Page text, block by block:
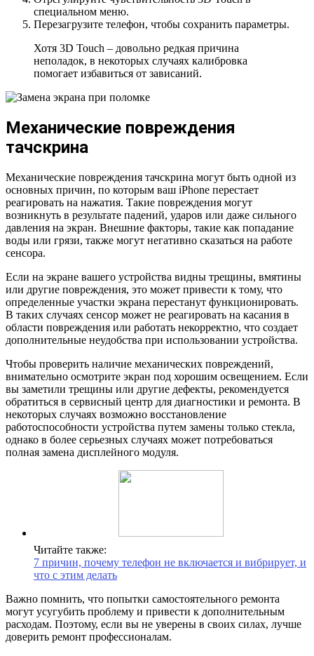
специальном меню.
Перезагрузите телефон, чтобы сохранить параметры.
Хотя 3D Touch – довольно редкая причина
неполадок, в некоторых случаях калибровка
помогает избавиться от зависаний.
Механические повреждения
тачскрина
Механические повреждения тачскрина могут быть одной из
основных причин, по которым ваш iPhone перестает
реагировать на нажатия. Такие повреждения могут
возникнуть в результате падений, ударов или даже сильного
давления на экран. Внешние факторы, такие как попадание
воды или грязи, также могут негативно сказаться на работе
сенсора.
Если на экране вашего устройства видны трещины, вмятины
или другие повреждения, это может привести к тому, что
определенные участки экрана перестанут функционировать.
В таких случаях сенсор может не реагировать на касания в
области повреждения или работать некорректно, что создает
дополнительные неудобства при использовании устройства.
Чтобы проверить наличие механических повреждений,
внимательно осмотрите экран под хорошим освещением. Если
вы заметили трещины или другие дефекты, рекомендуется
обратиться в сервисный центр для диагностики и ремонта. В
некоторых случаях возможно восстановление
работоспособности устройства путем замены только стекла,
однако в более серьезных случаях может потребоваться
полная замена дисплейного модуля.
Читайте также:
7 причин, почему телефон не включается и вибрирует, и
что с этим делать
Важно помнить, что попытки самостоятельного ремонта
могут усугубить проблему и привести к дополнительным
расходам. Поэтому, если вы не уверены в своих силах, лучше
доверить ремонт профессионалам.